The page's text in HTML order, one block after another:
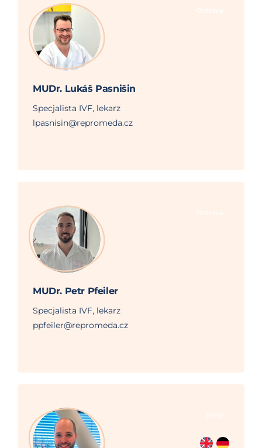
MUDr. Lukáš Pasnišin
Specjalista IVF, lekarz
lpasnisin@repromeda.cz
MUDr. Petr Pfeiler
Specjalista IVF, lekarz
ppfeiler@repromeda.cz